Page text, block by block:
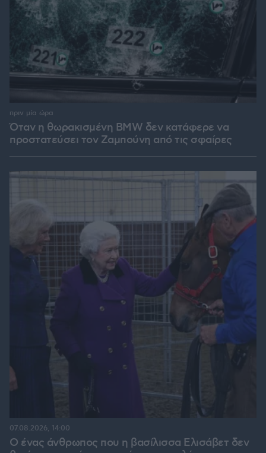
Όταν η θωρακισμένη BMW δεν κατάφερε να
προστατεύσει τον Ζαμπούνη από τις σφαίρες
πριν μία ώρα
Ο ένας άνθρωπος που η βασίλισσα Ελισάβετ δεν
07.08.2026, 14:00